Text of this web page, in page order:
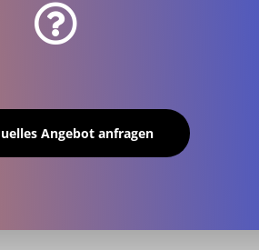

Angebot anfragen